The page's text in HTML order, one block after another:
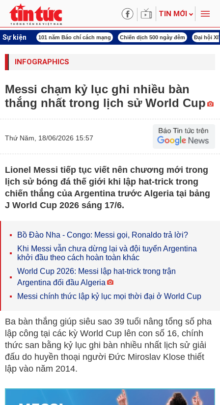
TIN MỚI
Sự kiện
tên Bác 101 năm Báo chí cách mạng Chiến dịch 500 ngày đêm Đại hội
INFOGRAPHICS
Messi chạm kỷ lục ghi nhiều bàn
thắng nhất trong lịch sử World Cup
Thứ Năm, 18/06/2026 15:57
Lionel Messi tiếp tục viết nên chương mới trong
lịch sử bóng đá thế giới khi lập hat-trick trong
chiến thắng của Argentina trước Algeria tại bảng
J World Cup 2026 sáng 17/6.
Bồ Đào Nha - Congo: Messi gọi, Ronaldo trả lời?
Khi Messi vẫn chưa dừng lại và đội tuyển Argentina
khởi đầu theo cách hoàn toàn khác
World Cup 2026: Messi lập hat-trick trong trận
Argentina đối đầu Algeria
Messi chính thức lập kỷ lục mọi thời đại ở World Cup
Ba bàn thắng giúp siêu sao 39 tuổi nâng tổng số pha
lập công tại các kỳ World Cup lên con số 16, chính
thức san bằng kỷ lục ghi bàn nhiều nhất lịch sử giải
đấu do huyền thoại người Đức Miroslav Klose thiết
lập vào năm 2014.